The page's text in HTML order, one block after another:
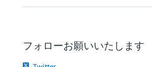
フォローお願いいたします